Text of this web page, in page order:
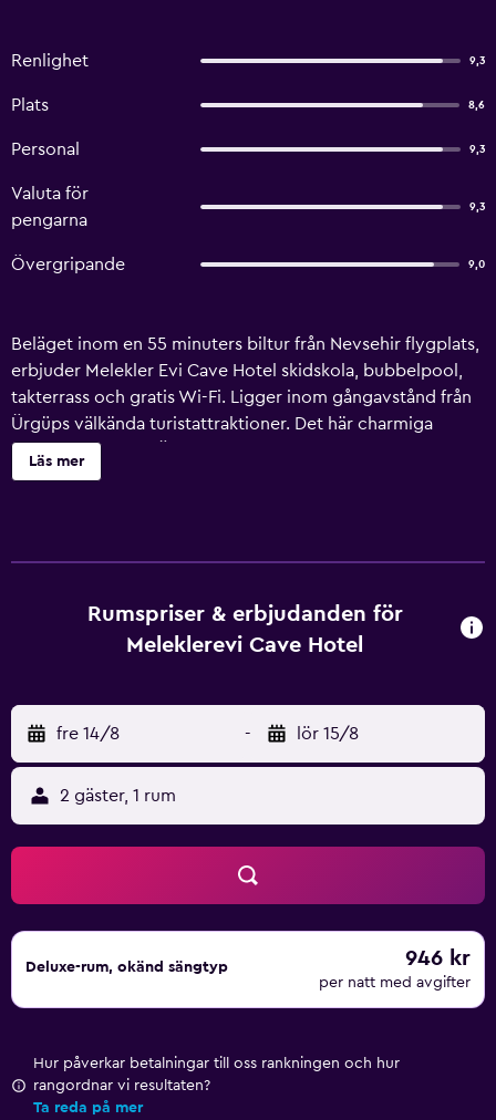
Renlighet 9,3
Plats 8,6
Personal 9,3
Valuta för
pengarna
9,3
Övergripande 9,0
Beläget inom en 55 minuters biltur från Nevsehir flygplats,
erbjuder Melekler Evi Cave Hotel skidskola, bubbelpool,
takterrass och gratis Wi-Fi. Ligger inom gångavstånd från
Ürgüps välkända turistattraktioner. Det här charmiga
hotellet i centrala Ürgüp tillhandahåller många faciliteter
som biljettservice, concierge och dygnet-runt-öppen
gästerna har en angenäm vistelse. Det finns även
bröllopssviter tillgängligt. Det finns flertalet av caféer och
bekvämt läge endast minuter från Göreme nationalpark.
Läs mer
Rumspriser & erbjudanden för
Meleklerevi Cave Hotel
fre 14/8 - lör 15/8
2 gäster, 1 rum
Deluxe-rum, okänd sängtyp 946 kr
per natt med avgifter
Hur påverkar betalningar till oss rankningen och hur
rangordnar vi resultaten?
Ta reda på mer